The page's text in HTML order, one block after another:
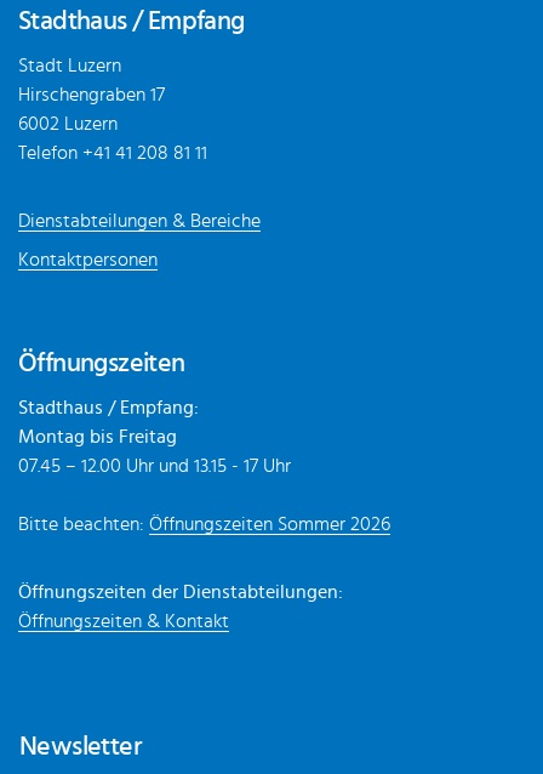
Stadthaus / Empfang
Stadt Luzern
Hirschengraben 17
6002 Luzern
Telefon +41 41 208 81 11
Dienstabteilungen & Bereiche
Kontaktpersonen
Öffnungszeiten
Stadthaus / Empfang:
Montag bis Freitag
07.45 – 12.00 Uhr und 13.15 - 17 Uhr
Bitte beachten: Öffnungszeiten Sommer 2026
Öffnungszeiten der Dienstabteilungen:
Öffnungszeiten & Kontakt
Newsletter